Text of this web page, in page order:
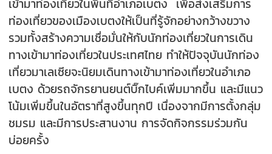
เข้ามาท่องเที่ยวในพื้นที่อำเภอเบตง เพื่อส่งเสริมการ
ท่องเที่ยวของเมืองเบตงให้เป็นที่รู้จักอย่างกว้างขวาง
รวมทั้งสร้างความเชื่อมั่นให้กับนักท่องเที่ยวในการเดิน
ทางเข้ามาท่องเที่ยวในประเทศไทย ทำให้ปัจจุบันนักท่อง
เที่ยวมาเลเซียจะนิยมเดินทางเข้ามาท่องเที่ยวในอำเภอ
เบตง ด้วยรถจักรยานยนต์บิ๊กไบค์เพิ่มมากขึ้น และมีแนว
โน้มเพิ่มขึ้นในอัตราที่สูงขึ้นทุกปี เนื่องจากมีการตั้งกลุ่ม
ชมรม และมีการประสานงาน การจัดกิจกรรมร่วมกัน
บ่อยครั้ง